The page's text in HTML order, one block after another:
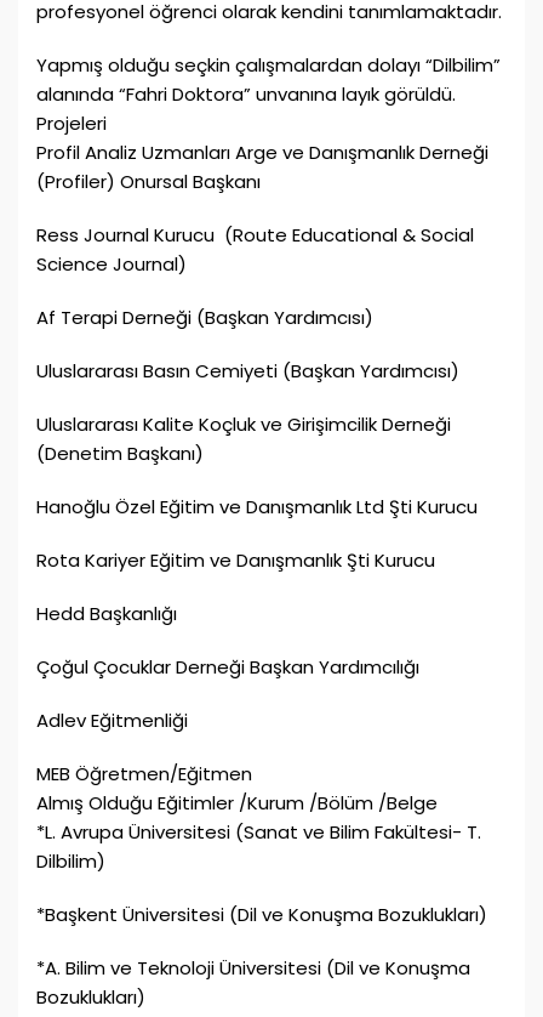
profesyonel öğrenci olarak kendini tanımlamaktadır.
Yapmış olduğu seçkin çalışmalardan dolayı “Dilbilim”
alanında “Fahri Doktora” unvanına layık görüldü.
Projeleri
Profil Analiz Uzmanları Arge ve Danışmanlık Derneği
(Profiler) Onursal Başkanı
Ress Journal Kurucu (Route Educational & Social
Science Journal)
Af Terapi Derneği (Başkan Yardımcısı)
Uluslararası Basın Cemiyeti (Başkan Yardımcısı)
Uluslararası Kalite Koçluk ve Girişimcilik Derneği
(Denetim Başkanı)
Hanoğlu Özel Eğitim ve Danışmanlık Ltd Şti Kurucu
Rota Kariyer Eğitim ve Danışmanlık Şti Kurucu
Hedd Başkanlığı
Çoğul Çocuklar Derneği Başkan Yardımcılığı
Adlev Eğitmenliği
MEB Öğretmen/Eğitmen
Almış Olduğu Eğitimler /Kurum /Bölüm /Belge
*L. Avrupa Üniversitesi (Sanat ve Bilim Fakültesi- T.
Dilbilim)
*Başkent Üniversitesi (Dil ve Konuşma Bozuklukları)
*A. Bilim ve Teknoloji Üniversitesi (Dil ve Konuşma
Bozuklukları)